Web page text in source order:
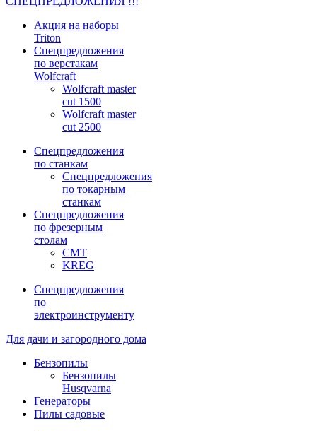
Акция на наборы
Triton
Спецпредложения
по верстакам
Wolfcraft
Wolfcraft master
cut 1500
Wolfcraft master
cut 2500
Спецпредложения
по станкам
Спецпредложения
по токарным
станкам
Спецпредложения
по фрезерным
столам
CMT
KREG
Спецпредложения
по
электроинструменту
Для дачи и загородного дома
Бензопилы
Бензопилы
Husqvarna
Генераторы
Пилы садовые